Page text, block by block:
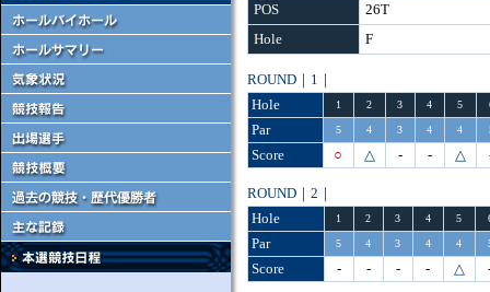
POS
26T
Hole
F
ROUND｜1｜
Hole
1 2 3 4 5
Par 5 4 3 4 4
Score ○ △ - - △
ROUND｜2｜
Hole
1 2 3 4 5
Par 5 4 3 4 4
Score - - - - △